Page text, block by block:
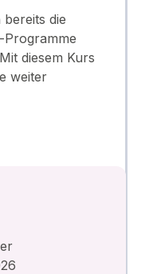
die
Programme
diesem Kurs
weiter